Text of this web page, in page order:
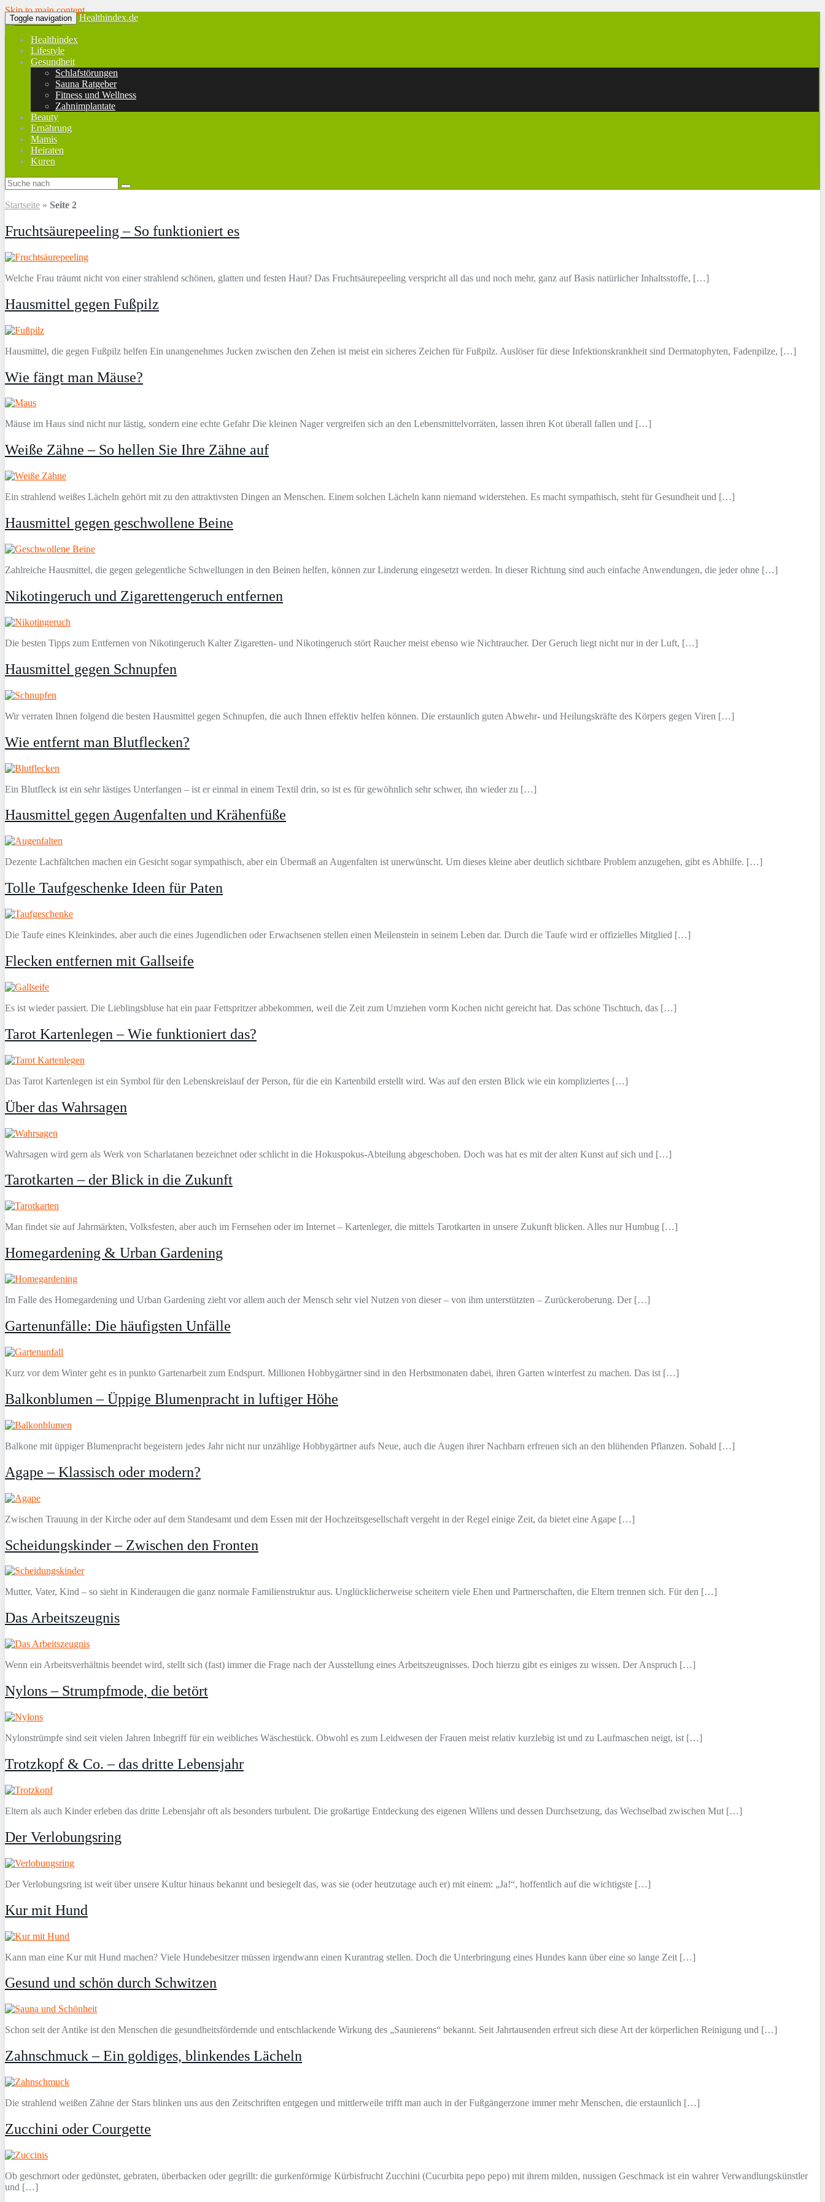
Skip to main content
Toggle navigation Healthindex.de
Healthindex
Lifestyle
Gesundheit
Schlafstörungen
Sauna Ratgeber
Fitness und Wellness
Zahnimplantate
Beauty
Ernährung
Mamis
Heiraten
Kuren
Startseite » Seite 2
Fruchtsäurepeeling – So funktioniert es
Welche Frau träumt nicht von einer strahlend schönen, glatten und festen Haut? Das Fruchtsäurepeeling verspricht all das und noch mehr, ganz auf Basis natürlicher Inhaltsstoffe, […]
Hausmittel gegen Fußpilz
Hausmittel, die gegen Fußpilz helfen Ein unangenehmes Jucken zwischen den Zehen ist meist ein sicheres Zeichen für Fußpilz. Auslöser für diese Infektionskrankheit sind Dermatophyten, Fadenpilze, […]
Wie fängt man Mäuse?
Mäuse im Haus sind nicht nur lästig, sondern eine echte Gefahr Die kleinen Nager vergreifen sich an den Lebensmittelvorräten, lassen ihren Kot überall fallen und […]
Weiße Zähne – So hellen Sie Ihre Zähne auf
Ein strahlend weißes Lächeln gehört mit zu den attraktivsten Dingen an Menschen. Einem solchen Lächeln kann niemand widerstehen. Es macht sympathisch, steht für Gesundheit und […]
Hausmittel gegen geschwollene Beine
Zahlreiche Hausmittel, die gegen gelegentliche Schwellungen in den Beinen helfen, können zur Linderung eingesetzt werden. In dieser Richtung sind auch einfache Anwendungen, die jeder ohne […]
Nikotingeruch und Zigarettengeruch entfernen
Die besten Tipps zum Entfernen von Nikotingeruch Kalter Zigaretten- und Nikotingeruch stört Raucher meist ebenso wie Nichtraucher. Der Geruch liegt nicht nur in der Luft, […]
Hausmittel gegen Schnupfen
Wir verraten Ihnen folgend die besten Hausmittel gegen Schnupfen, die auch Ihnen effektiv helfen können. Die erstaunlich guten Abwehr- und Heilungskräfte des Körpers gegen Viren […]
Wie entfernt man Blutflecken?
Ein Blutfleck ist ein sehr lästiges Unterfangen – ist er einmal in einem Textil drin, so ist es für gewöhnlich sehr schwer, ihn wieder zu […]
Hausmittel gegen Augenfalten und Krähenfüße
Dezente Lachfältchen machen ein Gesicht sogar sympathisch, aber ein Übermaß an Augenfalten ist unerwünscht. Um dieses kleine aber deutlich sichtbare Problem anzugehen, gibt es Abhilfe. […]
Tolle Taufgeschenke Ideen für Paten
Die Taufe eines Kleinkindes, aber auch die eines Jugendlichen oder Erwachsenen stellen einen Meilenstein in seinem Leben dar. Durch die Taufe wird er offizielles Mitglied […]
Flecken entfernen mit Gallseife
Es ist wieder passiert. Die Lieblingsbluse hat ein paar Fettspritzer abbekommen, weil die Zeit zum Umziehen vorm Kochen nicht gereicht hat. Das schöne Tischtuch, das […]
Tarot Kartenlegen – Wie funktioniert das?
Das Tarot Kartenlegen ist ein Symbol für den Lebenskreislauf der Person, für die ein Kartenbild erstellt wird. Was auf den ersten Blick wie ein kompliziertes […]
Über das Wahrsagen
Wahrsagen wird gern als Werk von Scharlatanen bezeichnet oder schlicht in die Hokuspokus-Abteilung abgeschoben. Doch was hat es mit der alten Kunst auf sich und […]
Tarotkarten – der Blick in die Zukunft
Man findet sie auf Jahrmärkten, Volksfesten, aber auch im Fernsehen oder im Internet – Kartenleger, die mittels Tarotkarten in unsere Zukunft blicken. Alles nur Humbug […]
Homegardening & Urban Gardening
Im Falle des Homegardening und Urban Gardening zieht vor allem auch der Mensch sehr viel Nutzen von dieser – von ihm unterstützten – Zurückeroberung. Der […]
Gartenunfälle: Die häufigsten Unfälle
Kurz vor dem Winter geht es in punkto Gartenarbeit zum Endspurt. Millionen Hobbygärtner sind in den Herbstmonaten dabei, ihren Garten winterfest zu machen. Das ist […]
Balkonblumen – Üppige Blumenpracht in luftiger Höhe
Balkone mit üppiger Blumenpracht begeistern jedes Jahr nicht nur unzählige Hobbygärtner aufs Neue, auch die Augen ihrer Nachbarn erfreuen sich an den blühenden Pflanzen. Sobald […]
Agape – Klassisch oder modern?
Zwischen Trauung in der Kirche oder auf dem Standesamt und dem Essen mit der Hochzeitsgesellschaft vergeht in der Regel einige Zeit, da bietet eine Agape […]
Scheidungskinder – Zwischen den Fronten
Mutter, Vater, Kind – so sieht in Kinderaugen die ganz normale Familienstruktur aus. Unglücklicherweise scheitern viele Ehen und Partnerschaften, die Eltern trennen sich. Für den […]
Das Arbeitszeugnis
Wenn ein Arbeitsverhältnis beendet wird, stellt sich (fast) immer die Frage nach der Ausstellung eines Arbeitszeugnisses. Doch hierzu gibt es einiges zu wissen. Der Anspruch […]
Nylons – Strumpfmode, die betört
Nylonstrümpfe sind seit vielen Jahren Inbegriff für ein weibliches Wäschestück. Obwohl es zum Leidwesen der Frauen meist relativ kurzlebig ist und zu Laufmaschen neigt, ist […]
Trotzkopf & Co. – das dritte Lebensjahr
Eltern als auch Kinder erleben das dritte Lebensjahr oft als besonders turbulent. Die großartige Entdeckung des eigenen Willens und dessen Durchsetzung, das Wechselbad zwischen Mut […]
Der Verlobungsring
Der Verlobungsring ist weit über unsere Kultur hinaus bekannt und besiegelt das, was sie (oder heutzutage auch er) mit einem: „Ja!“, hoffentlich auf die wichtigste […]
Kur mit Hund
Kann man eine Kur mit Hund machen? Viele Hundebesitzer müssen irgendwann einen Kurantrag stellen. Doch die Unterbringung eines Hundes kann über eine so lange Zeit […]
Gesund und schön durch Schwitzen
Schon seit der Antike ist den Menschen die gesundheitsfördernde und entschlackende Wirkung des „Saunierens“ bekannt. Seit Jahrtausenden erfreut sich diese Art der körperlichen Reinigung und […]
Zahnschmuck – Ein goldiges, blinkendes Lächeln
Die strahlend weißen Zähne der Stars blinken uns aus den Zeitschriften entgegen und mittlerweile trifft man auch in der Fußgängerzone immer mehr Menschen, die erstaunlich […]
Zucchini oder Courgette
Ob geschmort oder gedünstet, gebraten, überbacken oder gegrillt: die gurkenförmige Kürbisfrucht Zucchini (Cucurbita pepo pepo) mit ihrem milden, nussigen Geschmack ist ein wahrer Verwandlungskünstler
und […]